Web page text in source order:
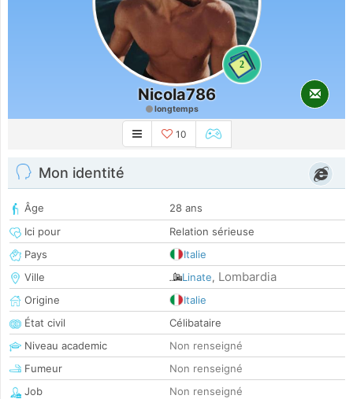
2
Nicola786
longtemps
10
Mon identité
Âge
28 ans
Ici pour
Relation sérieuse
Pays
Italie
Ville
Linate, Lombardia
Origine
Italie
État civil
Célibataire
Niveau academic
Non renseigné
Fumeur
Non renseigné
Job
Non renseigné